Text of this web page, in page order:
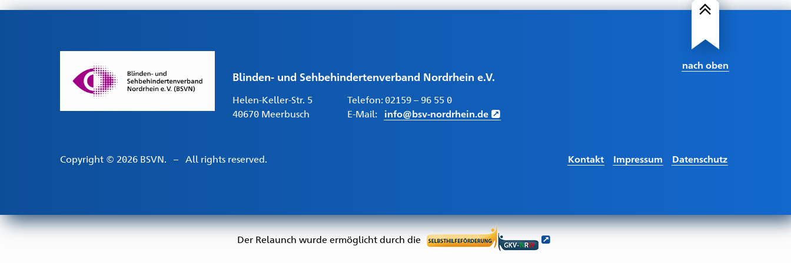
nach oben
Blinden- und Sehbehindertenverband Nordrhein e.V.
Helen-Keller-Str. 5
40670 Meerbusch
Telefon:02159 – 96 55 0
E-Mail:
info@bsv-nordrhein.de
Kontakt Impressum Datenschutz
Copyright © 2026 BSVN. – All rights reserved.
Der Relaunch wurde ermöglicht durch die
Selbsthilfeförderung
GKV